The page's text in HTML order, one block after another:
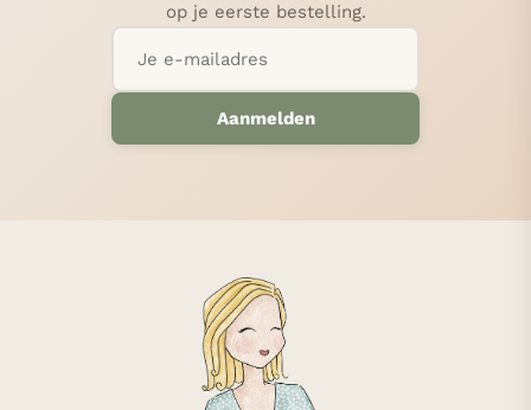
op je eerste bestelling.
Aanmelden